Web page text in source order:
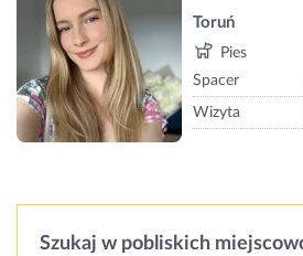
Toruń
Pies
Spacer
Wizyta
Szukaj w pobliskich